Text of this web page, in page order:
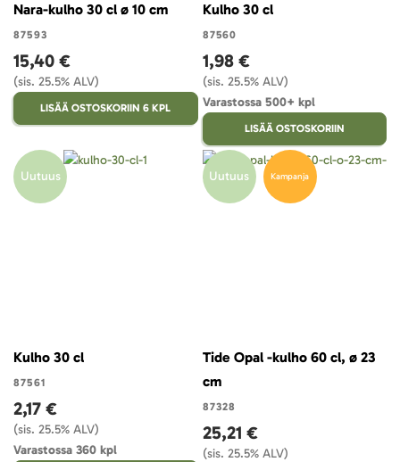
Nara-kulho 30 cl ø 10 cm
87593
15,40 €
(sis. 25.5% ALV)
LISÄÄ OSTOSKORIIN 6 KPL
Kulho 30 cl
87560
1,98 €
(sis. 25.5% ALV)
Varastossa 500+ kpl
LISÄÄ OSTOSKORIIN
Uutuus
Kulho 30 cl
87561
2,17 €
(sis. 25.5% ALV)
Varastossa 360 kpl
Uutuus Kampanja
Tide Opal -kulho 60 cl, ø 23
cm
87328
25,21 €
(sis. 25.5% ALV)